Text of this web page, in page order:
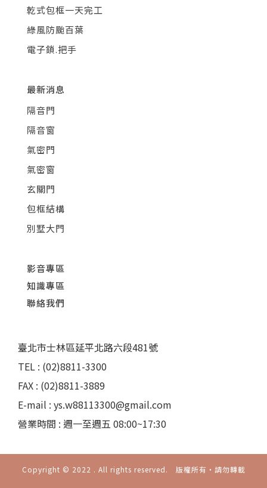
乾式包框一天完工
綠風防颱百葉
電子鎖.把手
最新消息
隔音門
隔音窗
氣密門
氣密窗
玄關門
包框結構
別墅大門
影音專區
知識專區
聯絡我們
臺北市士林區延平北路六段481號
TEL : (02)8811-3300
FAX : (02)8811-3889
E-mail : ys.w88113300@gmail.com
營業時間 : 週一至週五 08:00~17:30
Copyright © 2022 . All rights reserved. 版權所有‧請勿轉載